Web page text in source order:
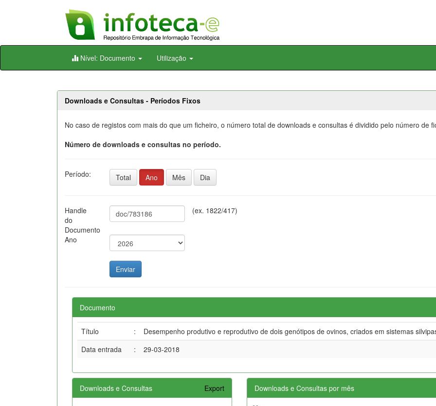
Skip
Nível: Documento Utilização
Downloads e Consultas - Períodos Fixos
No caso de registos com mais do que um ficheiro, o número total de downloads e consultas é dividido pelo número de
Número de downloads e consultas no período.
Período: Total Ano Mês Dia
Handle
do
Documento
(ex. 1822/417)
Ano
Documento
Título :
Desempenho produtivo e reprodutivo de dois genótipos de ovinos, criados em sistemas
Data entrada
: 29-03-2018
Downloads e Consultas Export Downloads e Consultas por mês